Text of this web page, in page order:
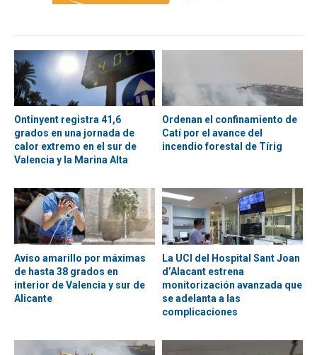
Ontinyent registra 41,6
grados en una jornada de
calor extremo en el sur de
Valencia y la Marina Alta
Ordenan el confinamiento de
Catí por el avance del
incendio forestal de Tírig
Aviso amarillo por máximas
de hasta 38 grados en
interior de Valencia y sur de
Alicante
La UCI del Hospital Sant Joan
d’Alacant estrena
monitorización avanzada que
se adelanta a las
complicaciones